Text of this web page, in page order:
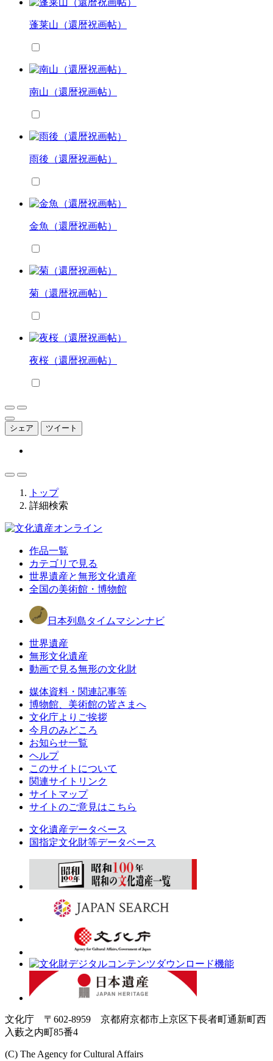
蓬莱山（還暦祝画帖）
南山（還暦祝画帖）
雨後（還暦祝画帖）
金魚（還暦祝画帖）
菊（還暦祝画帖）
夜桜（還暦祝画帖）
シェア ツイート
トップ
詳細検索
作品一覧
カテゴリで見る
世界遺産と無形文化遺産
全国の美術館・博物館
日本列島タイムマシンナビ
世界遺産
無形文化遺産
動画で見る無形の文化財
媒体資料・関連記事等
博物館、美術館の皆さまへ
文化庁よりご挨拶
今月のみどころ
お知らせ一覧
ヘルプ
このサイトについて
関連サイトリンク
サイトマップ
サイトのご意見はこちら
文化遺産データベース
国指定文化財等データベース
文化庁 〒602-8959 京都府京都市上京区下長者町通新町西
入藪之内町85番4
(C) The Agency for Cultural Affairs